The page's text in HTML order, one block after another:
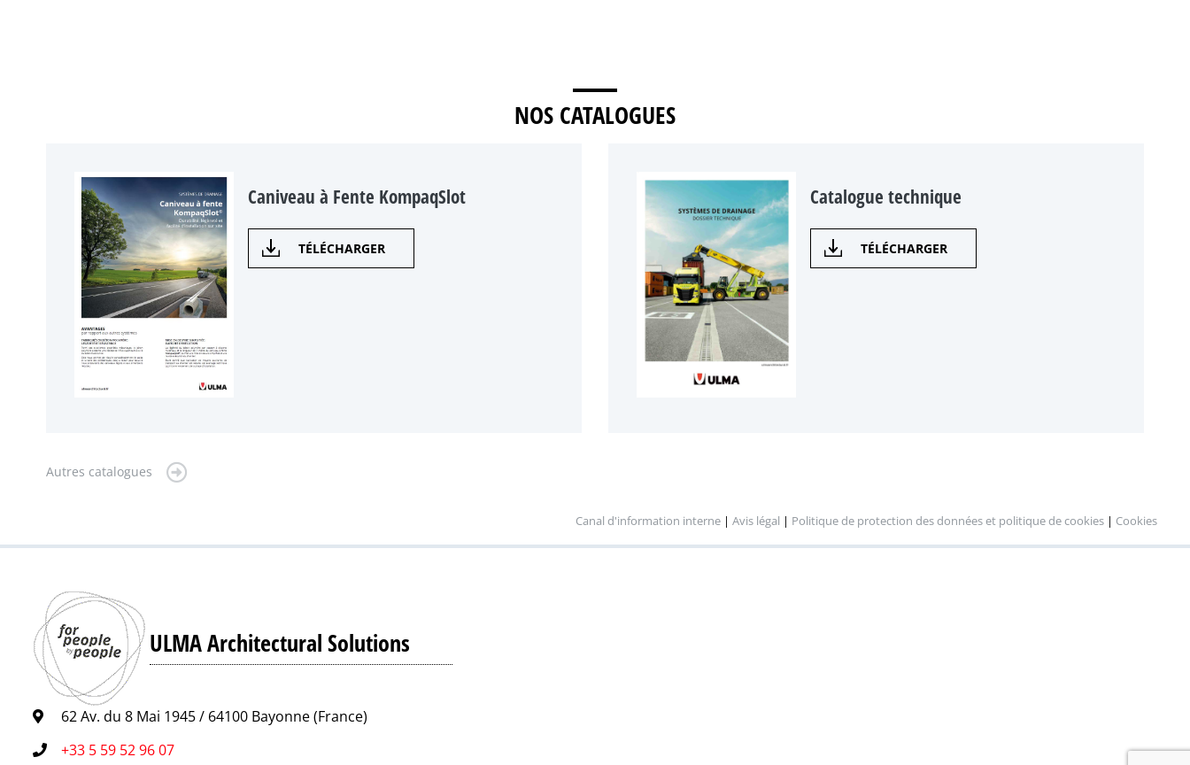
NOS CATALOGUES
Caniveau à Fente KompaqSlot
TÉLÉCHARGER
Catalogue technique
TÉLÉCHARGER
Autres catalogues
Canal d'information interne | Avis légal | Politique de protection des données et politique de cookies | Cookies
ULMA Architectural Solutions
62 Av. du 8 Mai 1945 / 64100 Bayonne (France)
+33 5 59 52 96 07